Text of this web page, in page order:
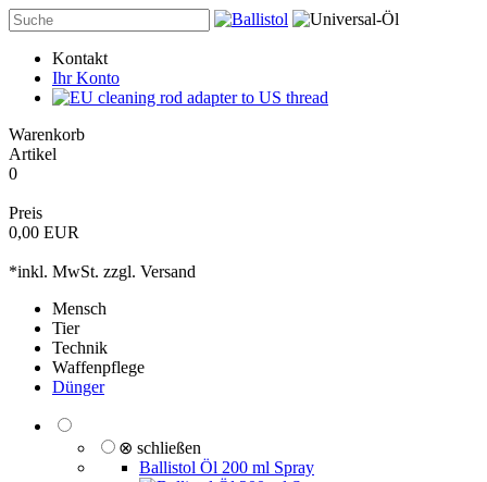
Kontakt
Ihr Konto
Warenkorb
Artikel
0
Preis
0,00 EUR
*inkl. MwSt. zzgl. Versand
Mensch
Tier
Technik
Waffenpflege
Dünger
⊗ schließen
Ballistol Öl 200 ml Spray